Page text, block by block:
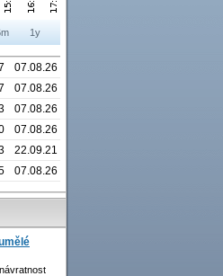
1y
07.08.26
07.08.26
07.08.26
07.08.26
22.09.21
07.08.26